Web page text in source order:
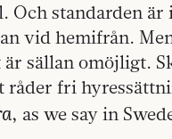
Och standarden
vid hemifrån.
sällan omöjligt.
råder fri
, as we say in